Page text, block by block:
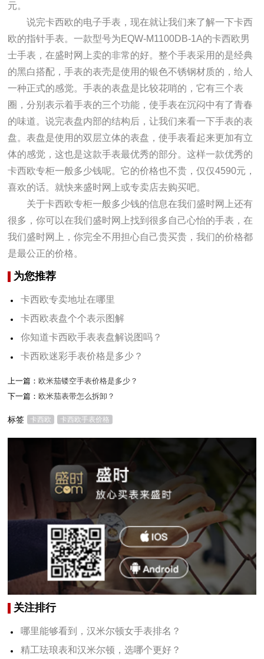
元。
说完卡西欧的电子手表，现在就让我们来了解一下卡西
欧的指针手表。一款型号为EQW-M1100DB-1A的卡西欧男
士手表，在盛时网上卖的非常的好。整个手表采用的是经典
的黑白搭配，手表的表壳是使用的银色不锈钢材质的，给人
一种正式的感觉。手表的表盘是比较花哨的，它有三个表
圈，分别表示着手表的三个功能，使手表在沉闷中有了青春
的味道。说完表盘内部的结构后，让我们来看一下手表的表
盘。表盘是使用的双层立体的表盘，使手表看起来更加有立
体的感觉，这也是这款手表最优秀的部分。这样一款优秀的
卡西欧专柜一般多少钱呢。它的价格也不贵，仅仅4590元，
喜欢的话。就快来盛时网上或专卖店去购买吧。
关于卡西欧专柜一般多少钱的信息在我们盛时网上还有
很多，你可以在我们盛时网上找到很多自己心怡的手表，在
我们盛时网上，你完全不用担心自己贵买贵，我们的价格都
是最公正的价格。
为您推荐
卡西欧专卖地址在哪里
卡西欧表盘个个表示图解
你知道卡西欧手表表盘解说图吗？
卡西欧迷彩手表价格是多少？
上一篇： 欧米茄镂空手表价格是多少？
下一篇： 欧米茄表带怎么拆卸？
标签 卡西欧 卡西欧手表价格
关注排行
哪里能够看到，汉米尔顿女手表排名？
精工珐琅表和汉米尔顿，选哪个更好？